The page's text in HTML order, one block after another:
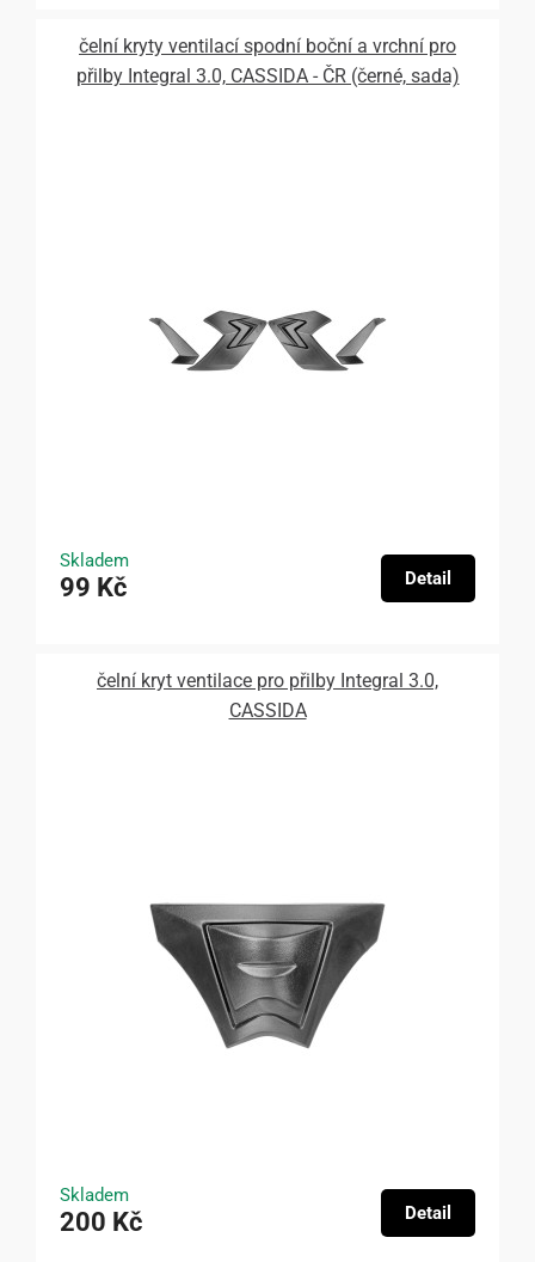
čelní kryty ventilací spodní boční a vrchní pro
přilby Integral 3.0, CASSIDA - ČR (černé, sada)
Skladem
99 Kč Detail
čelní kryt ventilace pro přilby Integral 3.0,
CASSIDA
Skladem
200 Kč Detail